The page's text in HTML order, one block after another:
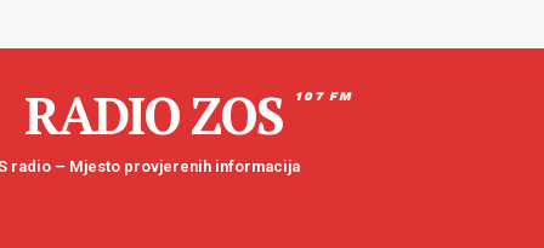
RADIO ZOS 107 FM
radio – Mjesto provjerenih informacija